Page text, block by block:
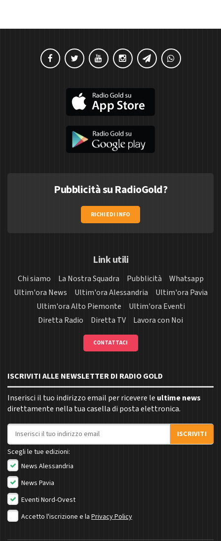
Pubblicità su RadioGold?
RICHIEDI INFO
Link utili
Chi siamo La Nostra Squadra Pubblicità
Whatsapp
Ultim'ora News
Ultim'ora Alessandria
Ultim'ora Pavia
Ultim'ora Alto Piemonte
Ultim'ora Eventi
Diretta Radio
Diretta TV Lavora con Noi
CONTATTACI
ISCRIVITI ALLE NEWSLETTER DI RADIO GOLD
Inserisci il tuo indirizzo email per ricevere le ultime news
direttamente nella tua casella di posta elettronica.
Indirizzo email
ISCRIVITI
Scegli le tue edizioni:
News Alessandria
News Pavia
Eventi Nord-Ovest
Accetto l'iscrizione e la Privacy Policy